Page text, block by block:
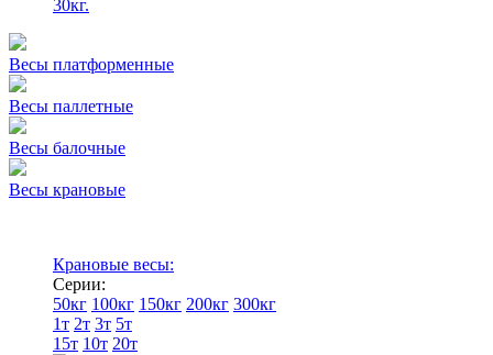
30кг.
Весы платформенные
Весы паллетные
Весы балочные
Весы крановые
Крановые весы:
Серии:
50кг 100кг 150кг 200кг 300кг
1т 2т 3т 5т
15т 10т 20т